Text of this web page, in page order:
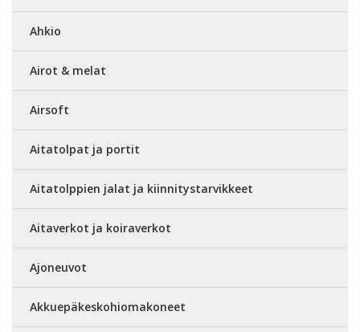
Ahkio
Airot & melat
Airsoft
Aitatolpat ja portit
Aitatolppien jalat ja kiinnitystarvikkeet
Aitaverkot ja koiraverkot
Ajoneuvot
Akkuepäkeskohiomakoneet